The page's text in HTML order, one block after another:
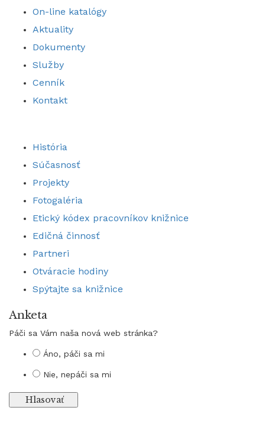
On-line katalógy
Aktuality
Dokumenty
Služby
Cenník
Kontakt
História
Súčasnosť
Projekty
Fotogaléria
Etický kódex pracovníkov knižnice
Edičná činnosť
Partneri
Otváracie hodiny
Spýtajte sa knižnice
Anketa
Páči sa Vám naša nová web stránka?
Áno, páči sa mi
Nie, nepáči sa mi